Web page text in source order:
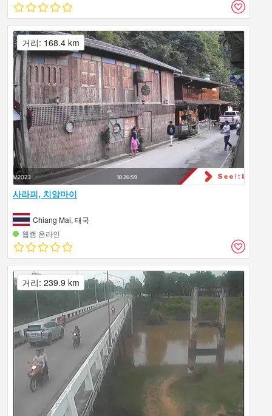
사라피, 치앙마이
Chiang Mai, 태국
웹캠 온라인
거리: 168.4 km
거리: 239.9 km